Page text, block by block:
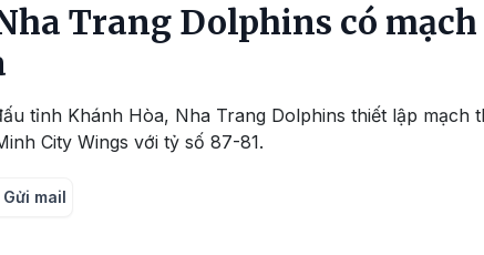
Trang Dolphins có
tỉnh Khánh Hòa, Nha Trang Dolphins thiết lập mạch
City Wings với tỷ số 87-81.
Gửi mail